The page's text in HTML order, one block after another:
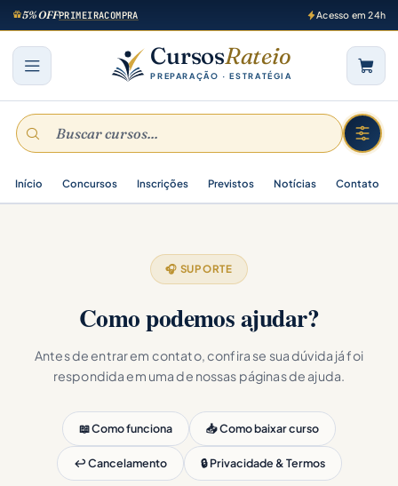
5% OFFPRIMEIRACOMPRA Acesso em 24h
CursosRateio
PREPARAÇÃO · ESTRATÉGIA
Início Concursos Inscrições Previstos Notícias Contato
🎧 SUPORTE
Como podemos ajudar?
Antes de entrar em contato, confira se sua dúvida já foi
respondida em uma de nossas páginas de ajuda.
📖 Como funciona 📥 Como baixar curso
↩️ Cancelamento 🔒 Privacidade & Termos